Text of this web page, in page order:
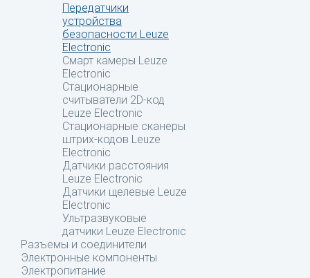
Передатчики
устройства
безопасности Leuze
Electronic
Смарт камеры Leuze
Electronic
Стационарные
считыватели 2D-код
Leuze Electronic
Стационарные сканеры
штрих-кодов Leuze
Electronic
Датчики расстояния
Leuze Electronic
Датчики щелевые Leuze
Electronic
Ультразвуковые
датчики Leuze Electronic
Разъемы и соединители
Электронные компоненты
Электропитание